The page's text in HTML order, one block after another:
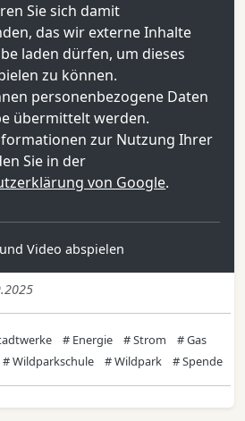
Sie sich damit
das wir externe Inhalte
laden dürfen, um dieses
zu können.
personenbezogene Daten
übermittelt werden.
zur Nutzung Ihrer
Sie in der
von Google.
Video abspielen
# Energie # Strom
# Gas
# Wildparkschule # Wildpark # Spende